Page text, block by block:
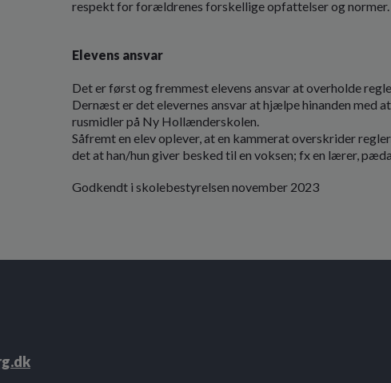
respekt for forældrenes forskellige opfattelser og normer.
Elevens ansvar
Det er først og fremmest elevens ansvar at overholde
Dernæst er det elevernes ansvar at hjælpe hinanden med
rusmidler på Ny Hollænderskolen.
Såfremt en elev oplever, at en kammerat overskrider
det at han/hun giver besked til en voksen; fx en lærer,
Godkendt i skolebestyrelsen november 2023